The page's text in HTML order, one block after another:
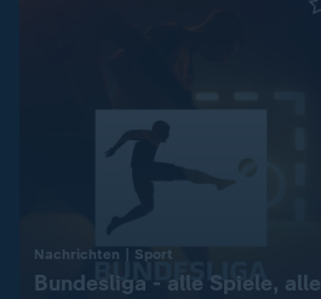
Nachrichten | Sport
Bundesliga - alle Spiele, alle